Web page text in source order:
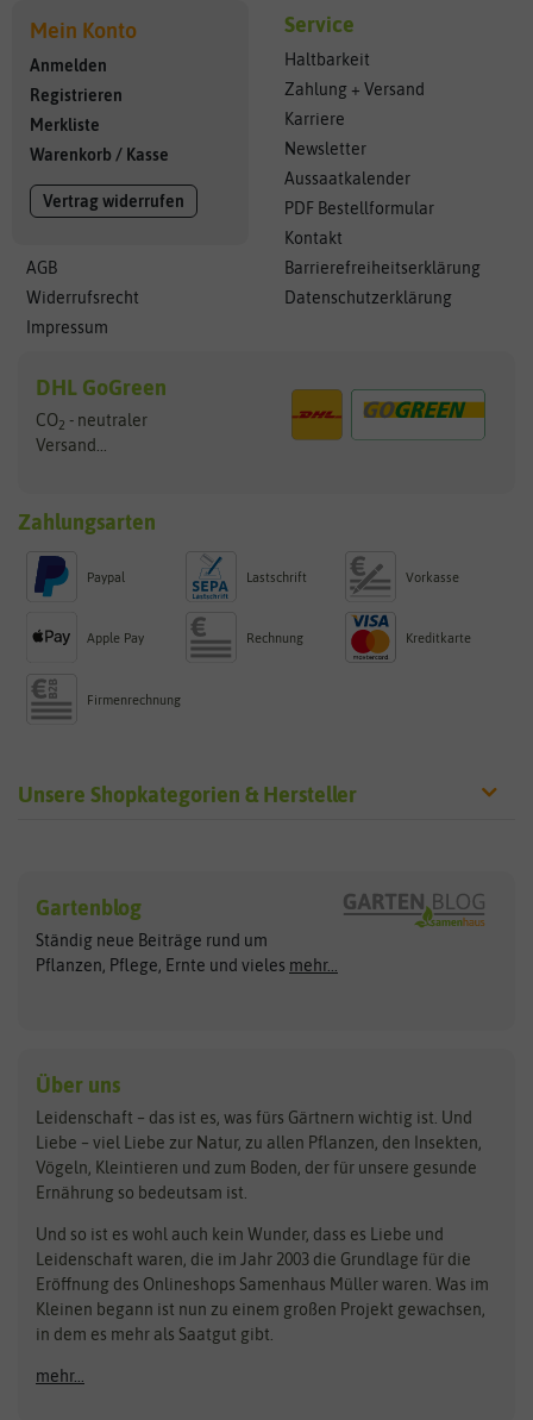
Mein Konto
Anmelden
Registrieren
Merkliste
Warenkorb / Kasse
Vertrag widerrufen
AGB
Widerrufsrecht
Impressum
Service
Haltbarkeit
Zahlung + Versand
Karriere
Newsletter
Aussaatkalender
PDF Bestellformular
Kontakt
Barrierefreiheitserklärung
Datenschutzerklärung
DHL GoGreen
CO2 - neutraler
Versand...
Zahlungsarten
Paypal Lastschrift Vorkasse
Apple Pay Rechnung Kreditkarte
Firmenrechnung
Unsere Shopkategorien & Hersteller
Exotische Samen
Gemüsesamen
Gründünger
Kräutersamen
Obstsamen
Pilzbrut
Rasensamen
Steckzwiebeln
Zimmer & Kübelpflanzen
Kataloge
Schnäppchen
Anzucht & Gartenzubehör
Anzuchtschalen
Arche Noah
ASB Greenworld
Benary
Bingenheimer Saatgut
Bionana
BIOWOL
Blumicorn
Bûten Birds
Clever Pots
COMPO
Dürr-Samen
Feldsaaten Freudenberger
Fertil
Flora Elite
Gartenblog
Ständig neue Beiträge rund um
Pflanzen, Pflege, Ernte und vieles mehr...
Über uns
Leidenschaft – das ist es, was fürs Gärtnern wichtig ist. Und
Liebe – viel Liebe zur Natur, zu allen Pflanzen, den Insekten,
Vögeln, Kleintieren und zum Boden, der für unsere gesunde
Ernährung so bedeutsam ist.
Und so ist es wohl auch kein Wunder, dass es Liebe und
Leidenschaft waren, die im Jahr 2003 die Grundlage für die
Eröffnung des Onlineshops Samenhaus Müller waren. Was im
Kleinen begann ist nun zu einem großen Projekt gewachsen,
in dem es mehr als Saatgut gibt.
mehr...